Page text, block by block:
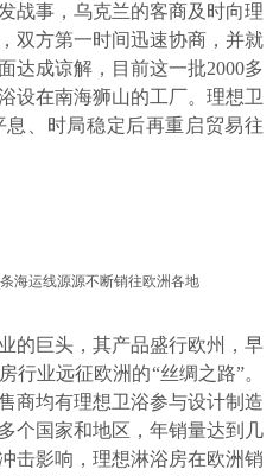
战事，乌克兰的客商及时向理
双方第一时间迅速协商，并就
达成谅解，目前这一批2000多
设在南海狮山的工厂。理想卫
、时局稳定后再重启贸易往
海运线源源不断销往欧洲各地
的巨头，其产品盛行欧州，早
行业远征欧洲的“丝绸之路”。
商均有理想卫浴参与设计制造
个国家和地区，年销量达到几
击影响，理想淋浴房在欧洲销